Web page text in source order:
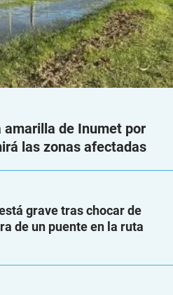
amarilla de Inumet por
las zonas afectadas
grave tras chocar de
de un puente en la ruta